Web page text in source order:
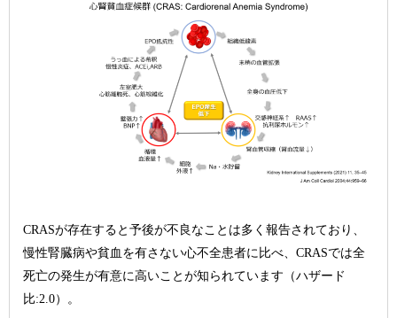
CRASが存在すると予後が不良なことは多く報告されており、
慢性腎臓病や貧血を有さない心不全患者に比べ、CRASでは全
死亡の発生が有意に高いことが知られています（ハザード
比:2.0）。